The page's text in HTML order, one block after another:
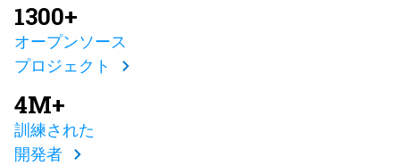
1300+
オープンソース
プロジェクト
4M+
訓練された
開発者